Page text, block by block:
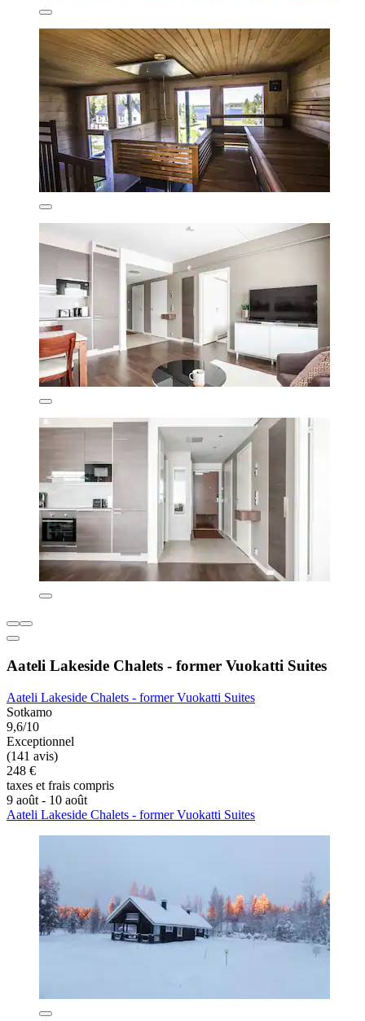
Aateli Lakeside Chalets - former Vuokatti Suites
Aateli Lakeside Chalets - former Vuokatti Suites
Sotkamo
9,6/10
Exceptionnel
(141 avis)
248 €
taxes et frais compris
9 août - 10 août
Aateli Lakeside Chalets - former Vuokatti Suites